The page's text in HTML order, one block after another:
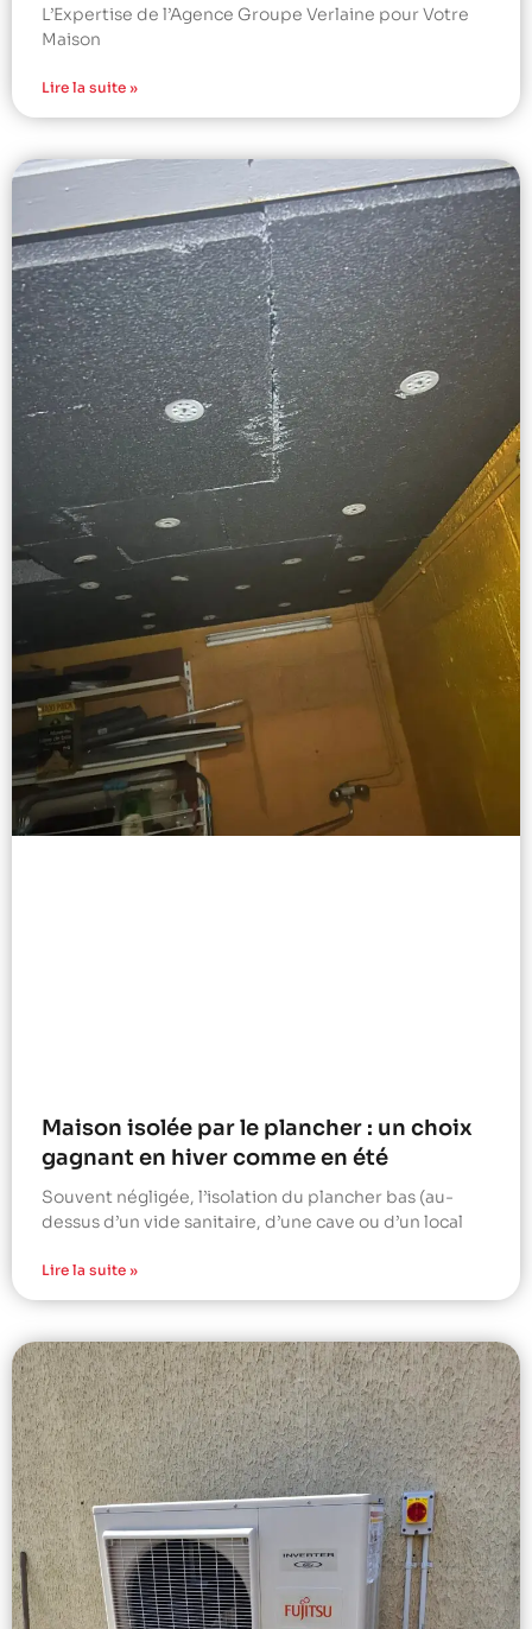
L’Expertise de l’Agence Groupe Verlaine pour Votre
Maison
Lire la suite »
Maison isolée par le plancher : un choix
gagnant en hiver comme en été
Souvent négligée, l’isolation du plancher bas (au-
dessus d’un vide sanitaire, d’une cave ou d’un local
Lire la suite »